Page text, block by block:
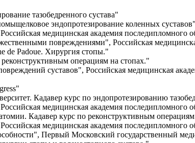
тазобедренного сустава"
эндопротезирование коленных суставов"
медицинская академия последипломного
повреждениями", Российская
de Padoue. Хирургия стопы."
операциям на стопах."
суставов", Российская медицинская
Кадавер курс по эндопротезированию
медицинская академия последипломного
Кадавер курс по реконструктивным
медицинская академия последипломного
Первый Московский государственный